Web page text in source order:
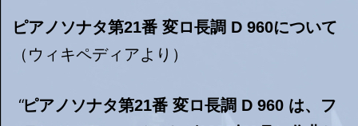
ピアノソナタ第21番 変ロ長調 D 960について
（ウィキペディアより）
ピアノソナタ第21番 変ロ長調 D 960 は、フ